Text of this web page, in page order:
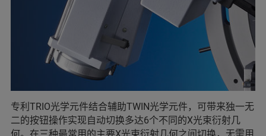
专利TRIO光学元件结合辅助TWIN光学元件，可带来独一无
二的按钮操作实现自动切换多达6个不同的X光束衍射几
何。在三种最常用的主要X光束衍射几何之间切换，无需用